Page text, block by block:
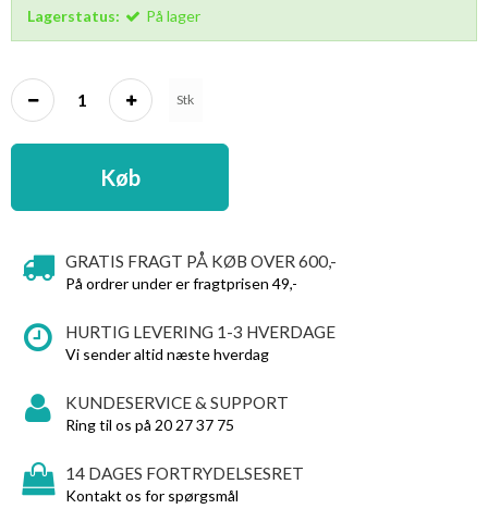
Lagerstatus: På lager
Stk
Køb
GRATIS FRAGT PÅ KØB OVER 600,-
På ordrer under er fragtprisen 49,-
HURTIG LEVERING 1-3 HVERDAGE
Vi sender altid næste hverdag
KUNDESERVICE & SUPPORT
Ring til os på 20 27 37 75
14 DAGES FORTRYDELSESRET
Kontakt os for spørgsmål